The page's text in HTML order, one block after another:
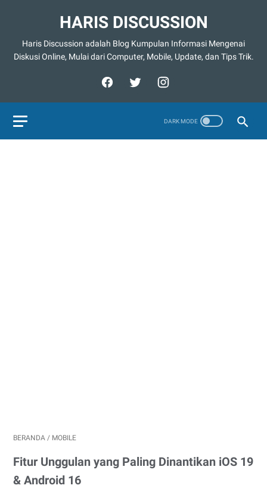
HARIS DISCUSSION
Haris Discussion adalah Blog Kumpulan Informasi Mengenai
Diskusi Online, Mulai dari Computer, Mobile, Update, dan Tips Trik.
BERANDA / MOBILE
Fitur Unggulan yang Paling Dinantikan iOS 19
& Android 16